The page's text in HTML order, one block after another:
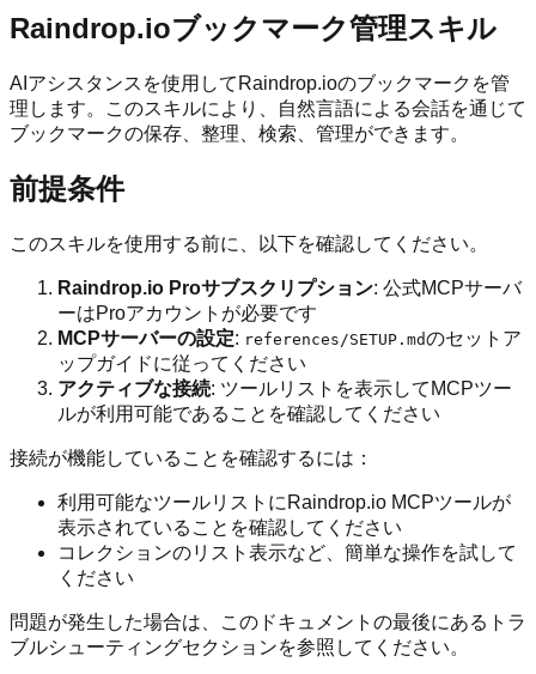
Raindrop.ioブックマーク管理スキル
AIアシスタンスを使用してRaindrop.ioのブックマークを管
理します。このスキルにより、自然言語による会話を通じて
ブックマークの保存、整理、検索、管理ができます。
前提条件
このスキルを使用する前に、以下を確認してください。
Raindrop.io Proサブスクリプション: 公式MCPサーバ
ーはProアカウントが必要です
MCPサーバーの設定: references/SETUP.mdのセットア
ップガイドに従ってください
アクティブな接続: ツールリストを表示してMCPツー
ルが利用可能であることを確認してください
接続が機能していることを確認するには：
利用可能なツールリストにRaindrop.io MCPツールが
表示されていることを確認してください
コレクションのリスト表示など、簡単な操作を試して
ください
問題が発生した場合は、このドキュメントの最後にあるトラ
ブルシューティングセクションを参照してください。